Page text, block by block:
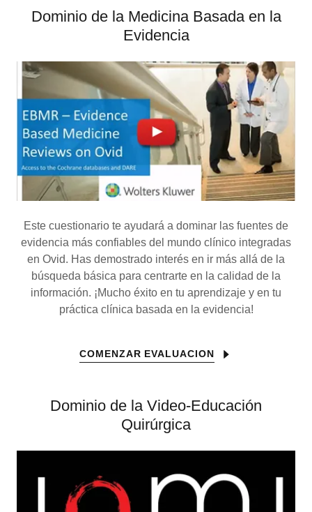
Dominio de la Medicina Basada en la
Evidencia
Este cuestionario te ayudará a dominar las fuentes de
evidencia más confiables del mundo clínico integradas
en Ovid. Has demostrado interés en ir más allá de la
búsqueda básica para centrarte en la calidad de la
información. ¡Mucho éxito en tu aprendizaje y en tu
práctica clínica basada en la evidencia!
COMENZAR EVALUACION
Dominio de la Video-Educación
Quirúrgica